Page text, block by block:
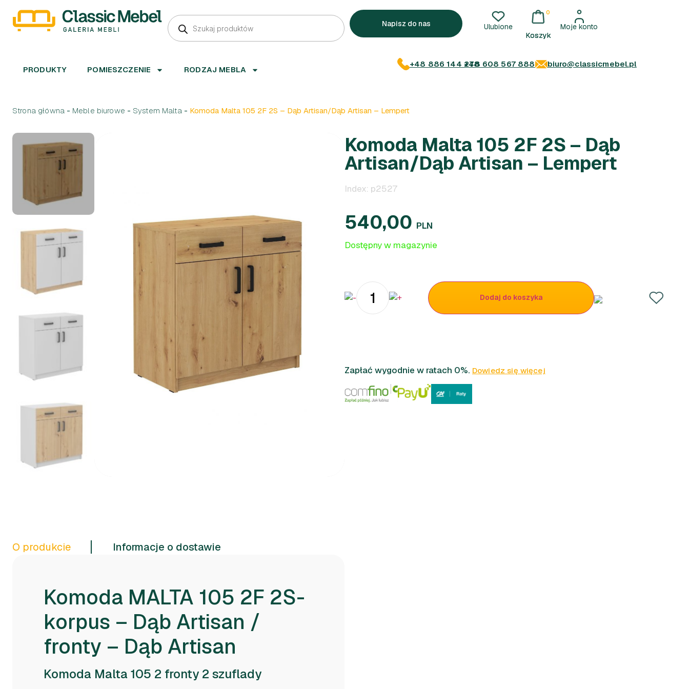
Napisz do nas Ulubione
0
Moje konto
PRODUKTY POMIESZCZENIE RODZAJ MEBLA
+48 886 144 278+48 608 567 888 biuro@classicmebel.pl
Strona główna - Meble biurowe - System Malta - Komoda Malta 105 2F 2S – Dąb Artisan/Dąb Artisan – Lempert
O produkcie Informacje o dostawie
Komoda MALTA 105 2F 2S-
korpus – Dąb Artisan /
fronty – Dąb Artisan
Komoda Malta 105 2 fronty 2 szuflady
Komoda Malta 105 2F 2S – Dąb
Artisan/Dąb Artisan – Lempert
Index: p2527
540,00 PLN
Dostępny w magazynie
Dodaj do koszyka
Zapłać wygodnie w ratach 0%. Dowiedz się więcej